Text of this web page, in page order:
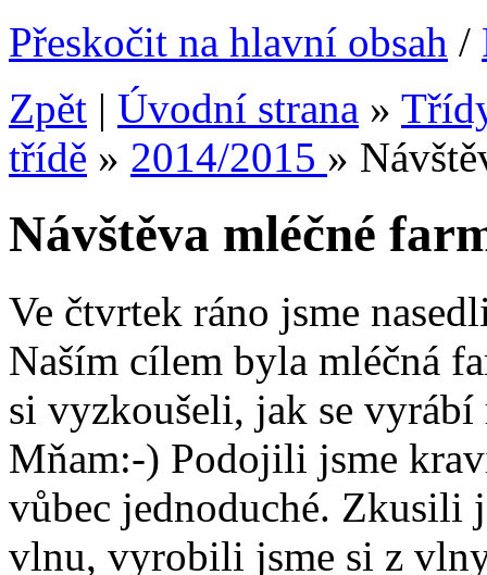
Přeskočit na hlavní obsah /
Zpět | Úvodní strana »
třídě » 2014/2015 »
Návštěva mléčné
Ve čtvrtek ráno jsme
Naším cílem byla mléčná
si vyzkoušeli, jak se vyrábí
Mňam:-) Podojili jsme
vůbec jednoduché. Zkusili
vlnu, vyrobili jsme si z